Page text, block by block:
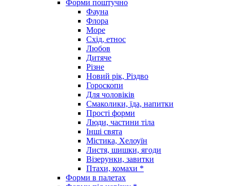
Форми поштучно
Фауна
Флора
Море
Схід, етнос
Любов
Дитяче
Різне
Новий рік, Різдво
Гороскопи
Для чоловіків
Смаколики, їда, напитки
Прості форми
Люди, частини тіла
Інші свята
Містика, Хелоуїн
Листя, шишки, ягоди
Візерунки, завитки
Птахи, комахи *
Форми в палетах